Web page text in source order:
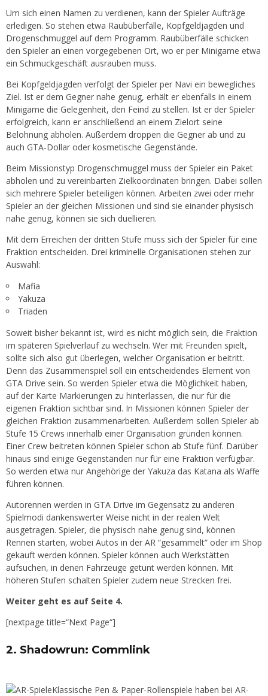
Um sich einen Namen zu verdienen, kann der Spieler Aufträge
erledigen. So stehen etwa Raubüberfälle, Kopfgeldjagden und
Drogenschmuggel auf dem Programm. Raubüberfälle schicken
den Spieler an einen vorgegebenen Ort, wo er per Minigame etwa
ein Schmuckgeschäft ausrauben muss.
Bei Kopfgeldjagden verfolgt der Spieler per Navi ein bewegliches
Ziel. Ist er dem Gegner nahe genug, erhält er ebenfalls in einem
Minigame die Gelegenheit, den Feind zu stellen. Ist er der Spieler
erfolgreich, kann er anschließend an einem Zielort seine
Belohnung abholen. Außerdem droppen die Gegner ab und zu
auch GTA-Dollar oder kosmetische Gegenstände.
Beim Missionstyp Drogenschmuggel muss der Spieler ein Paket
abholen und zu vereinbarten Zielkoordinaten bringen. Dabei sollen
sich mehrere Spieler beteiligen können. Arbeiten zwei oder mehr
Spieler an der gleichen Missionen und sind sie einander physisch
nahe genug, können sie sich duellieren.
Mit dem Erreichen der dritten Stufe muss sich der Spieler für eine
Fraktion entscheiden. Drei kriminelle Organisationen stehen zur
Auswahl:
Mafia
Yakuza
Triaden
Soweit bisher bekannt ist, wird es nicht möglich sein, die Fraktion
im späteren Spielverlauf zu wechseln. Wer mit Freunden spielt,
sollte sich also gut überlegen, welcher Organisation er beitritt.
Denn das Zusammenspiel soll ein entscheidendes Element von
GTA Drive sein. So werden Spieler etwa die Möglichkeit haben,
auf der Karte Markierungen zu hinterlassen, die nur für die
eigenen Fraktion sichtbar sind. In Missionen können Spieler der
gleichen Fraktion zusammenarbeiten. Außerdem sollen Spieler ab
Stufe 15 Crews innerhalb einer Organisation gründen können.
Einer Crew beitreten können Spieler schon ab Stufe fünf. Darüber
hinaus sind einige Gegenständen nur für eine Fraktion verfügbar.
So werden etwa nur Angehörige der Yakuza das Katana als Waffe
führen können.
Autorennen werden in GTA Drive im Gegensatz zu anderen
Spielmodi dankenswerter Weise nicht in der realen Welt
ausgetragen. Spieler, die physisch nahe genug sind, können
Rennen starten, wobei Autos in der AR “gesammelt” oder im Shop
gekauft werden können. Spieler können auch Werkstätten
aufsuchen, in denen Fahrzeuge getunt werden können. Mit
höheren Stufen schalten Spieler zudem neue Strecken frei.
Weiter geht es auf Seite 4.
[nextpage title=“Next Page“]
2. Shadowrun: Commlink
Klassische Pen & Paper-Rollenspiele haben bei AR-